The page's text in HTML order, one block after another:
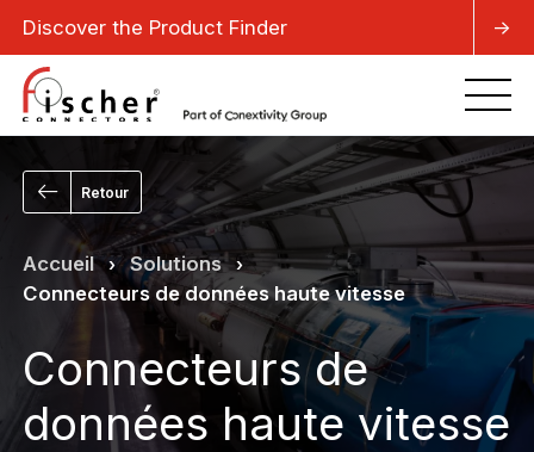
Discover the Product Finder ->
Retour
Accueil›Solutions›
Connecteurs de données haute vitesse
Connecteurs de
données haute vitesse